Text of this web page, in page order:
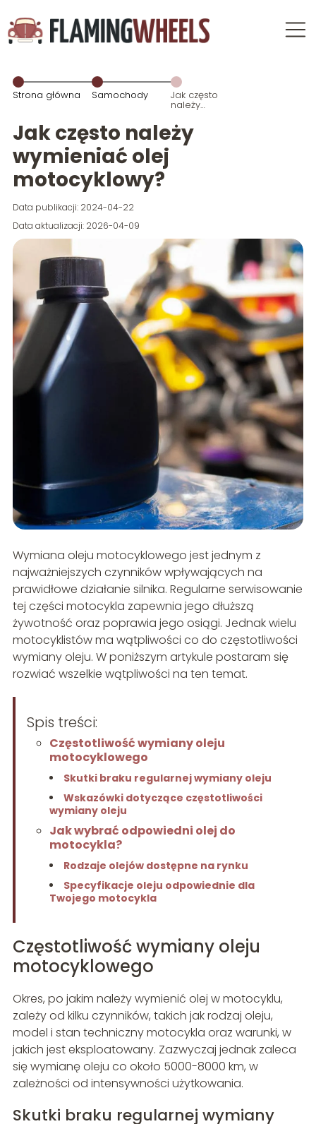
Strona główna Samochody Jak często
należy
wymieniać
olej
motocyklowy?
Jak często należy
wymieniać olej
motocyklowy?
Data publikacji: 2024-04-22
Data aktualizacji: 2026-04-09
Wymiana oleju motocyklowego jest jednym z
najważniejszych czynników wpływających na
prawidłowe działanie silnika. Regularne serwisowanie
tej części motocykla zapewnia jego dłuższą
żywotność oraz poprawia jego osiągi. Jednak wielu
motocyklistów ma wątpliwości co do częstotliwości
wymiany oleju. W poniższym artykule postaram się
rozwiać wszelkie wątpliwości na ten temat.
Spis treści:
Częstotliwość wymiany oleju
motocyklowego
Skutki braku regularnej wymiany oleju
Wskazówki dotyczące częstotliwości
wymiany oleju
Jak wybrać odpowiedni olej do
motocykla?
Rodzaje olejów dostępne na rynku
Specyfikacje oleju odpowiednie dla
Twojego motocykla
Częstotliwość wymiany oleju
motocyklowego
Okres, po jakim należy wymienić olej w motocyklu,
zależy od kilku czynników, takich jak rodzaj oleju,
model i stan techniczny motocykla oraz warunki, w
jakich jest eksploatowany. Zazwyczaj jednak zaleca
się wymianę oleju co około 5000-8000 km, w
zależności od intensywności użytkowania.
Skutki braku regularnej wymiany